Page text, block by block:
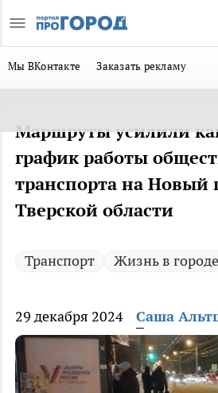
Мы ВКонтакте Заказать рекламу
Маршруты усилили
график работы
транспорта на Новый
Тверской области
Транспорт Жизнь в городе
29 декабря 2024 Саша